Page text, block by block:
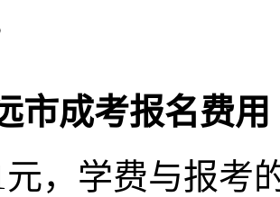
市成考报名费用
元，学费与报考